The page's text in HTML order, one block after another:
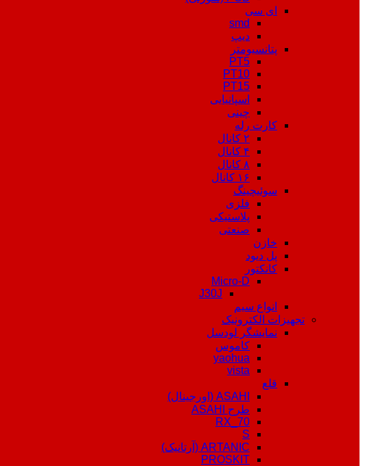
ای سی
smd
دیپ
پتانسیومتر
PT5
PT10
PT15
اسپانیایی
چینی
کارت رله
۲ کانال
۴ کانال
۸ کانال
۱۶ کانال
سوئیچینگ
فلزی
پلاستیکی
صنعتی
خازن
پل دیود
کانکتور
Micro-D
J30J
انواع سیم
تجهیزات الکترونیک
نمایشگر لودسل
کاموس
yaohua
vista
قلع
ASAHI (اورجینال)
طرح ASAHI
RX_70
S
ARTANIC (آرتانیک)
PROSKIT